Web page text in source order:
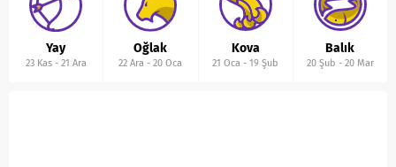
Yay
23 Kas- 21 Ara
Oğlak
22 Ara -20 Oca
Kova
21 Oca -19 Şub
Balık
20 Şub - 20 Mar